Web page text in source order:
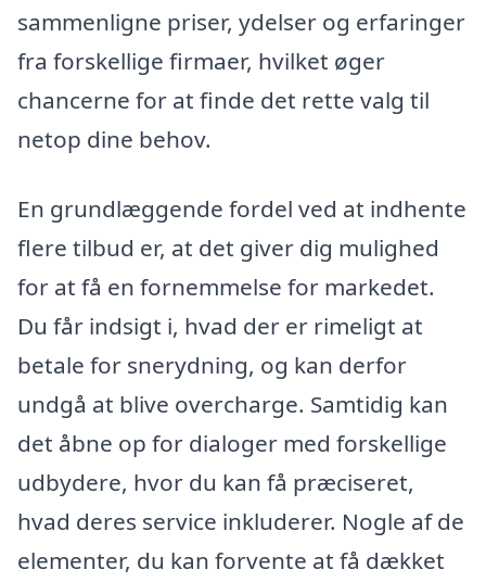
sammenligne priser, ydelser og erfaringer
fra forskellige firmaer, hvilket øger
chancerne for at finde det rette valg til
netop dine behov.
En grundlæggende fordel ved at indhente
flere tilbud er, at det giver dig mulighed
for at få en fornemmelse for markedet.
Du får indsigt i, hvad der er rimeligt at
betale for snerydning, og kan derfor
undgå at blive overcharge. Samtidig kan
det åbne op for dialoger med forskellige
udbydere, hvor du kan få præciseret,
hvad deres service inkluderer. Nogle af de
elementer, du kan forvente at få dækket